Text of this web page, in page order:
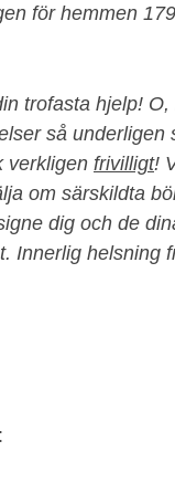
för hemmen
trofasta hjelp!
så underligen
verkligen frivilligt!
om särskildta
dig och de
Innerlig helsning